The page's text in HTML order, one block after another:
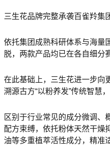
三生花品牌完整承袭百雀羚集
依托集团成熟科研体系与海量
脱，两款产品均已在各自细分
在此基础上，三生花进一步向
溯源古方“以粉养发”传统智慧
区别于行业常见的成分微调
配方束缚，依托粉体天然干燥
油等多重植萃活性成分，精准